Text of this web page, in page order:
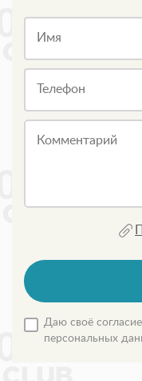
Имя
Телефон
Комментарий
Даю своё
персональных